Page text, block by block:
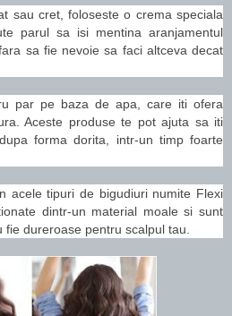
sau cret, foloseste o crema speciala
parul sa isi mentina aranjamentul
sa fie nevoie sa faci altceva decat
par pe baza de apa, care iti ofera
Aceste produse te pot ajuta sa iti
forma dorita, intr-un timp foarte
acele tipuri de bigudiuri numite Flexi
dintr-un material moale si sunt
dureroase pentru scalpul tau.